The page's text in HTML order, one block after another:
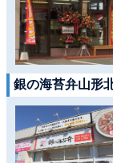
銀の海苔弁山形